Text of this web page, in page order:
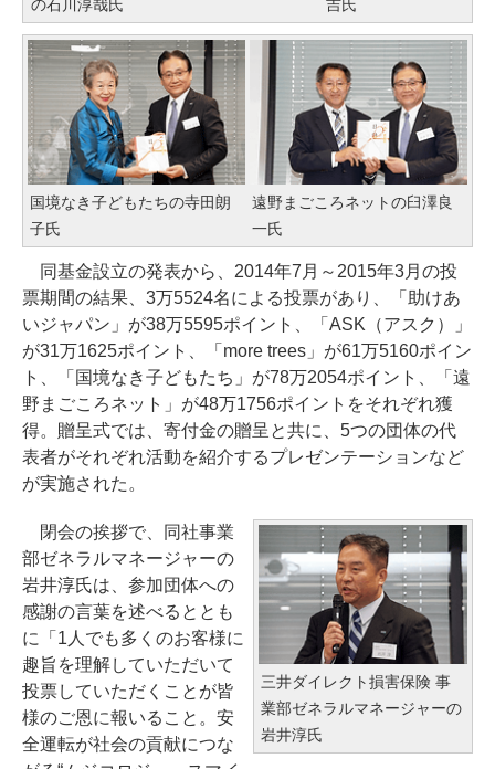
の石川淳哉氏
吉氏
国境なき子どもたちの寺田朗
子氏
遠野まごころネットの臼澤良
一氏
同基金設立の発表から、2014年7月～2015年3月の投
票期間の結果、3万5524名による投票があり、「助けあ
いジャパン」が38万5595ポイント、「ASK（アスク）」
が31万1625ポイント、「more trees」が61万5160ポイン
ト、「国境なき子どもたち」が78万2054ポイント、「遠
野まごころネット」が48万1756ポイントをそれぞれ獲
得。贈呈式では、寄付金の贈呈と共に、5つの団体の代
表者がそれぞれ活動を紹介するプレゼンテーションなど
が実施された。
三井ダイレクト損害保険 事
業部ゼネラルマネージャーの
岩井淳氏
閉会の挨拶で、同社事業
部ゼネラルマネージャーの
岩井淳氏は、参加団体への
感謝の言葉を述べるととも
に「1人でも多くのお客様に
趣旨を理解していただいて
投票していただくことが皆
様のご恩に報いること。安
全運転が社会の貢献につな